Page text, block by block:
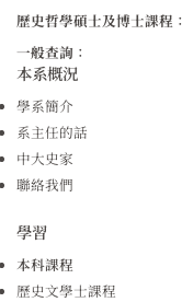
歷史哲學碩士及博士課程：
一般查詢：
本系概況
學系簡介
系主任的話
中大史家
聯絡我們
學習
本科課程
歷史文學士課程